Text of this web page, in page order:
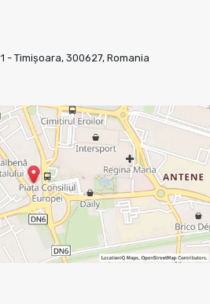
- Timișoara, 300627, Romania